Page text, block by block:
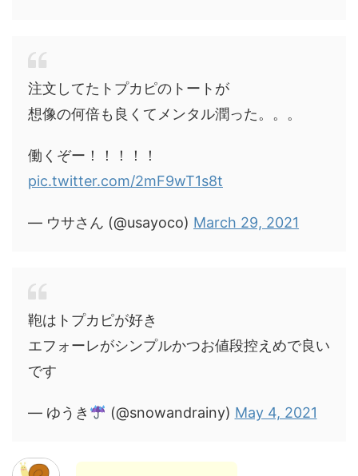
注文してたトプカピのトートが
想像の何倍も良くてメンタル潤った。。。
働くぞー！！！！！
pic.twitter.com/2mF9wT1s8t
— ウサさん (@usayoco) March 29, 2021
鞄はトプカピが好き
エフォーレがシンプルかつお値段控えめで良い
です
— ゆうき (@snowandrainy) May 4, 2021